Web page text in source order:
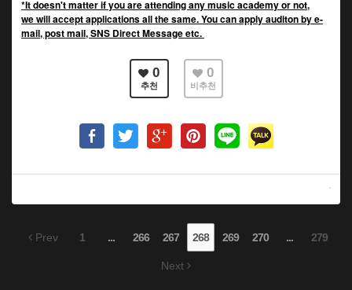
*It doesn't matter if you are attending any music academy or not,
we will accept applications all the same. You can apply auditon by e-
mail, post mail, SNS Direct Message etc.
0
추천
0
비추천
Prev 1 ... 266 267 268 269 270 ... 279
Next